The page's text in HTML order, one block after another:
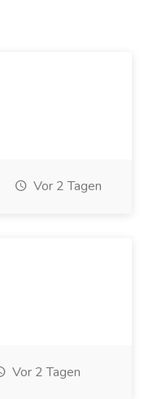
Vor 2 Tagen
Vor 2 Tagen